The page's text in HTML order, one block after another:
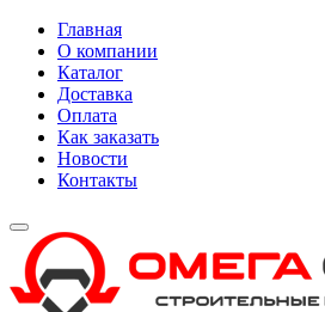
Главная
О компании
Каталог
Доставка
Оплата
Как заказать
Новости
Контакты